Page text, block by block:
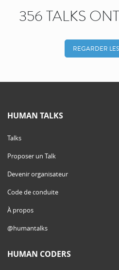
356 TALKS
REGARDER
HUMAN TALKS
Talks
Proposer un Talk
Devenir organisateur
Code de conduite
À propos
@humantalks
HUMAN CODERS